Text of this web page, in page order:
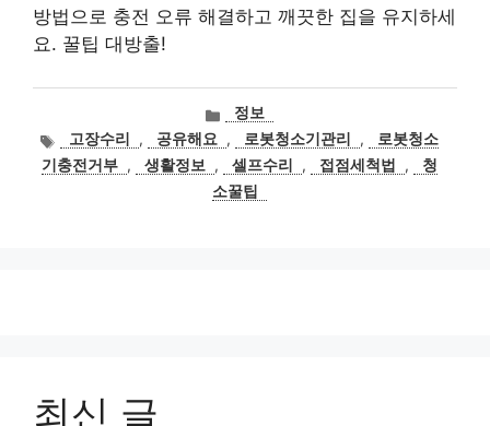
방법으로 충전 오류 해결하고 깨끗한 집을 유지하세
요. 꿀팁 대방출!
카
고
리
정보
태
그
고장수리 , 공유해요 , 로봇청소기관리 ,
로봇청소
기충전거부 , 생활정보 , 셀프수리 , 접점세척법 ,
청
소꿀팁
최신 글